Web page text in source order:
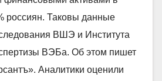
россиян. Таковы данные
ВШЭ и Института
ВЭБа. Об этом пишет
Аналитики оценили